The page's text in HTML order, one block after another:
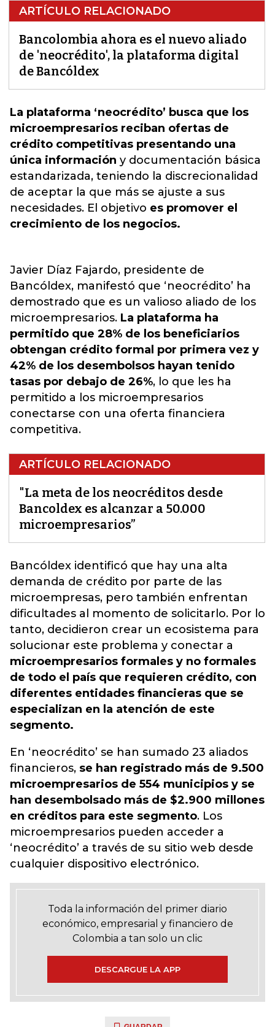
ARTÍCULO RELACIONADO
Bancolombia ahora es el nuevo aliado
de 'neocrédito', la plataforma digital
de Bancóldex
La plataforma ‘neocrédito’ busca que los
microempresarios reciban ofertas de
crédito competitivas presentando una
única información y documentación básica
estandarizada, teniendo la discrecionalidad
de aceptar la que más se ajuste a sus
necesidades. El objetivo es promover el
crecimiento de los negocios.
Javier Díaz Fajardo, presidente de
Bancóldex, manifestó que ‘neocrédito’ ha
demostrado que es un valioso aliado de los
microempresarios. La plataforma ha
permitido que 28% de los beneficiarios
obtengan crédito formal por primera vez y
42% de los desembolsos hayan tenido
tasas por debajo de 26%, lo que les ha
permitido a los microempresarios
conectarse con una oferta financiera
competitiva.
ARTÍCULO RELACIONADO
"La meta de los neocréditos desde
Bancoldex es alcanzar a 50.000
microempresarios”
Bancóldex identificó que hay una alta
demanda de crédito por parte de las
microempresas, pero también enfrentan
dificultades al momento de solicitarlo. Por lo
tanto, decidieron crear un ecosistema para
solucionar este problema y conectar a
microempresarios formales y no formales
de todo el país que requieren crédito, con
diferentes entidades financieras que se
especializan en la atención de este
segmento.
En ‘neocrédito’ se han sumado 23 aliados
financieros, se han registrado más de 9.500
microempresarios de 554 municipios y se
han desembolsado más de $2.900 millones
en créditos para este segmento. Los
microempresarios pueden acceder a
‘neocrédito’ a través de su sitio web desde
cualquier dispositivo electrónico.
Toda la información del primer diario
económico, empresarial y financiero de
Colombia a tan solo un clic
DESCARGUE LA APP